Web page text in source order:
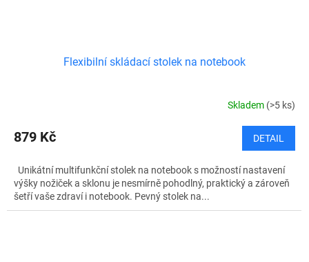
Flexibilní skládací stolek na notebook
Skladem (>5 ks)
879 Kč DETAIL
Unikátní multifunkční stolek na notebook s možností nastavení
výšky nožiček a sklonu je nesmírně pohodlný, praktický a zároveň
šetří vaše zdraví i notebook. Pevný stolek na...